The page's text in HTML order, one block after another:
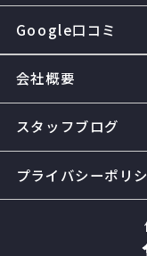
Google口コミ
会社概要
スタッフブログ
プライバシーポリ